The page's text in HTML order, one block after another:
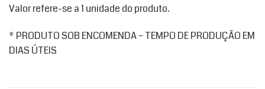
Valor refere-se a 1 unidade do produto.
* PRODUTO SOB ENCOMENDA – TEMPO DE PRODUÇÃO EM
DIAS ÚTEIS